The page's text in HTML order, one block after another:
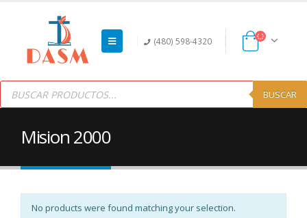
(480) 598-4320
Products
search BUSCAR
Mision 2000
No products were found matching your selection.